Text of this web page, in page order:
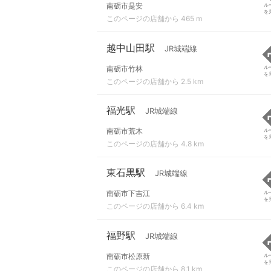
南砺市是安
このページの店舗から 465 m
ル
を
越中山田駅 JR城端線
南砺市竹林
このページの店舗から 2.5 km
ル
を
福光駅 JR城端線
南砺市荒木
このページの店舗から 4.8 km
ル
を
東石黒駅 JR城端線
南砺市下吉江
このページの店舗から 6.4 km
ル
を
福野駅 JR城端線
南砺市松原新
このページの店舗から 8.1 km
ル
を